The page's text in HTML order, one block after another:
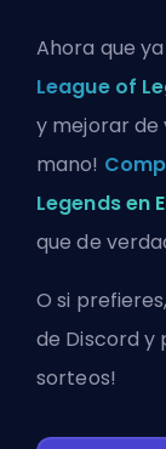
Ahora que
League of
y mejorar de
mano!
Legends en
que de
O si
de Discord y
sorteos!